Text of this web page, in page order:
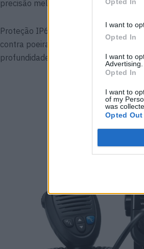
I want to
Opted In
I want to
Advertising.
Opted In
I want to
of my
was
Opted Out
precisão melhorada de posição;
Proteção IP68: Com um índice de
contra poeira e imersão em água,
profundidade durante 60 minutos.